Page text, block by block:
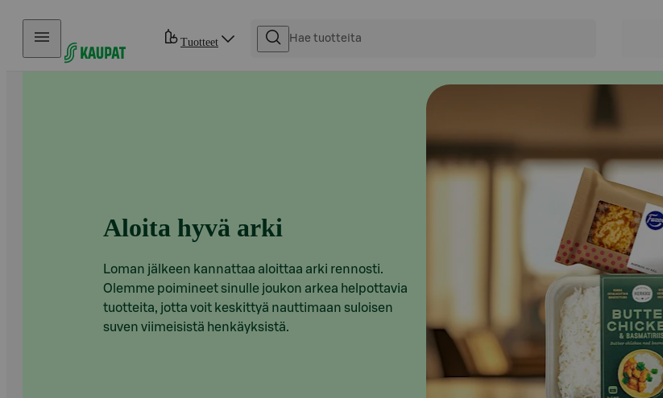
Hyppää sisältöön
Tuotteet
Aloita hyvä arki
Loman jälkeen kannattaa aloittaa arki rennosti.
Olemme poimineet sinulle joukon arkea helpottavia
tuotteita, jotta voit keskittyä nauttimaan suloisen
suven viimeisistä henkäyksistä.